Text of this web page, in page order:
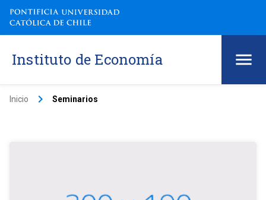
Instituto de Economía
Inicio keyboard_arrow_right Seminarios